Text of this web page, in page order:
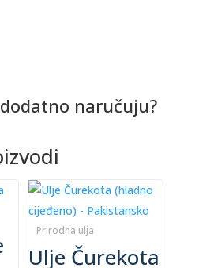
naručuju?
Prirodna ulja
Ulje Čurekota
This
product
has
multiple